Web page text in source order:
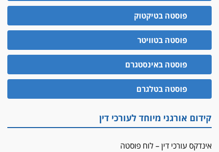
עו"ד גיל פרידמן והרפתקאות אופנוע השטח שלו
הזכות לטנף
זוכה עורך-דין שהשווה את ברק לסינוואר ואת
"הבמות של קפלן" לחמאס
מאסר לעורך הדין
מאסר בפועל לעו"ד מהצפון שהגיש תביעות
פיקטיביות בשם פלסטינים
על המידתיות
ביה"ד המשמעתי ביטל השעיה לצמיתות של
פוסטה בטיקטוק
פוסטה בטוויטר
פוסטה באינסטגרם
פוסטה בטלגרם
קידום אורגני מיוחד לעורכי דין
אינדקס עורכי דין – לוח פוסטה